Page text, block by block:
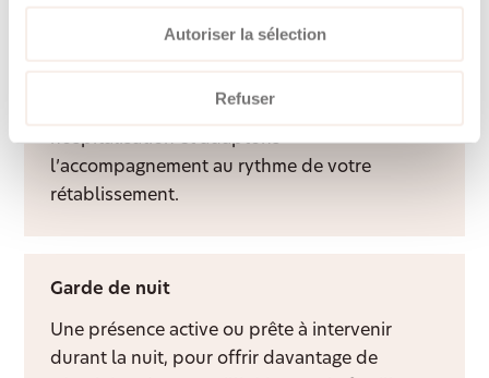
Autoriser la sélection
Refuser
hospitalisation et adaptons
l’accompagnement au rythme de votre
rétablissement.
Garde de nuit
Une présence active ou prête à intervenir
durant la nuit, pour offrir davantage de